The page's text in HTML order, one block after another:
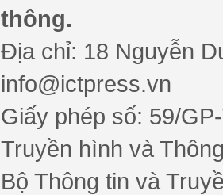
thông.
Địa chỉ: 18 Nguyễn
info@ictpress.vn
Giấy phép số: 59/
Truyền hình và
Bộ Thông tin và